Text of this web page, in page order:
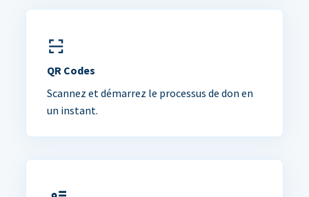
QR Codes
Scannez et démarrez le processus de don en
un instant.